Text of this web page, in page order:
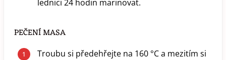
lednici 24 hodin marinovat.
PEČENÍ MASA
Troubu si předehřejte na 160 °C a mezitím si